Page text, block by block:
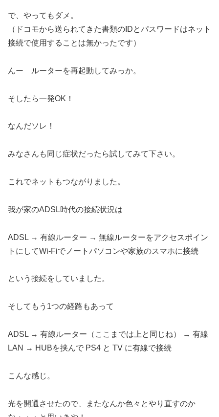
で、やってもダメ。
（ドコモから送られてきた書類のIDとパスワードはネット
接続で使用することは無かったです）
んー ルーターを再起動してみっか。
そしたら一発OK！
なんだソレ！
みなさんも同じ症状だったら試してみて下さい。
これでネットもつながりました。
我が家のADSL時代の接続状況は
ADSL → 有線ルーター → 無線ルーターをアクセスポイン
トにしてWi-Fiでノートパソコンや家族のスマホに接続
という接続をしていました。
そしてもう1つの経路もあって
ADSL → 有線ルーター（ここまでは上と同じね） → 有線
LAN → HUBを挟んで PS4 と TV に有線で接続
こんな感じ。
光を開通させたので、またなんか色々とやり直すのか